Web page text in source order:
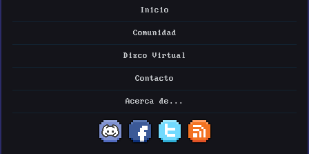
Inicio
Comunidad
Disco Virtual
Contacto
Acerca de...